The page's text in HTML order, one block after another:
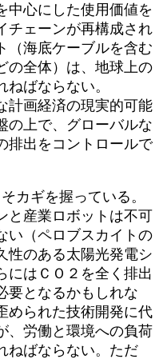
中心にした使用価値を
チェーンが再構成され
（海底ケーブルを含む
の全体）は、地球上の
ばならない。
画経済の現実的可能
の上で、グローバルな
排出をコントロールで
カギを握っている。
と産業ロボットは不可
い（ペロブスカイトの
性のある太陽光発電シ
にはＣＯ２を全く排出
要となるかもしれな
められた技術開発に代
、労働と環境への負荷
ねばならない。ただ